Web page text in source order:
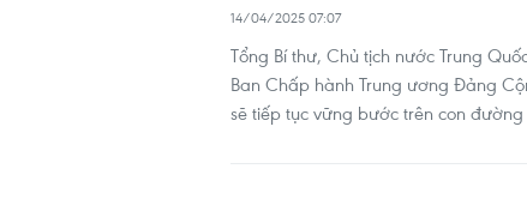
14/04/2025 07:07
Tổng Bí thư, Chủ tịch nước Trung
Ban Chấp hành Trung ương Đảng
sẽ tiếp tục vững bước trên con